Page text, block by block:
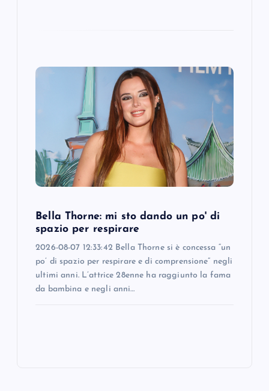
Bella Thorne: mi sto dando un po' di
spazio per respirare
2026-08-07 12:33:42 Bella Thorne si è concessa “un
po’ di spazio per respirare e di comprensione” negli
ultimi anni. L’attrice 28enne ha raggiunto la fama
da bambina e negli anni…